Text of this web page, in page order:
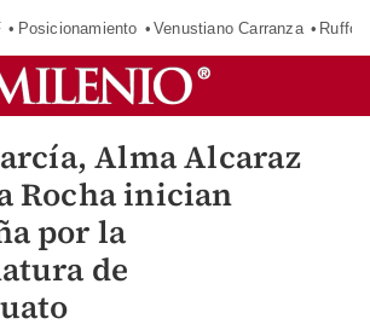
Posicionamiento Venustiano Carranza Ruffo
Alma Alcaraz
Rocha inician
por la
de